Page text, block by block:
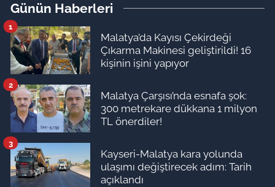
Günün Haberleri
Malatya’da Kayısı Çekirdeği
Çıkarma Makinesi geliştirildi! 16
kişinin işini yapıyor
1
Malatya Çarşısı’nda esnafa şok:
300 metrekare dükkana 1 milyon
TL önerdiler!
2
Kayseri-Malatya kara yolunda
ulaşımı değiştirecek adım: Tarih
açıklandı
3